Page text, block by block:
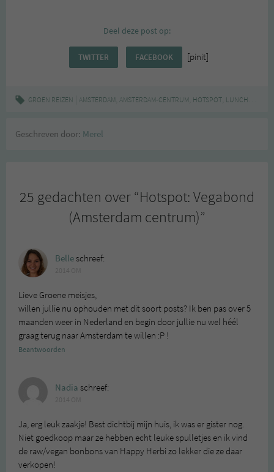
Deel deze post op:
TWITTER FACEBOOK [pinit]
GROEN REIZEN AMSTERDAM, AMSTERDAM-CENTRUM, HOTSPOT, LUNCHROOM
Geschreven door: Merel
25 gedachten over “Hotspot: Vegabond
(Amsterdam centrum)”
Belleschreef:
Lieve Groene meisjes,
willen jullie nu ophouden met dit soort posts? Ik ben pas over 5
maanden weer in Nederland en begin door jullie nu wel héél
graag terug naar Amsterdam te willen :P !
Beantwoorden
Nadia schreef:
Ja, erg leuk zaakje! Best dichtbij mijn huis, ik was er gister nog.
Niet goedkoop maar ze hebben echt leuke spulletjes en ik vind
de raw/vegan bonbons van Happy Herbi zo lekker die ze daar
verkopen!